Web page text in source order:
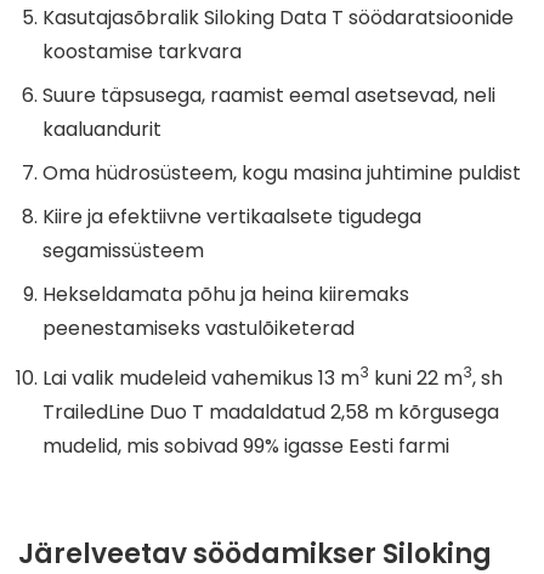
Kasutajasõbralik Siloking Data T söödaratsioonide
koostamise tarkvara
Suure täpsusega, raamist eemal asetsevad, neli
kaaluandurit
Oma hüdrosüsteem, kogu masina juhtimine puldist
Kiire ja efektiivne vertikaalsete tigudega
segamissüsteem
Hekseldamata põhu ja heina kiiremaks
peenestamiseks vastulõiketerad
Lai valik mudeleid vahemikus 13 m3 kuni 22 m3, sh
TrailedLine Duo T madaldatud 2,58 m kõrgusega
mudelid, mis sobivad 99% igasse Eesti farmi
Järelveetav söödamikser Siloking